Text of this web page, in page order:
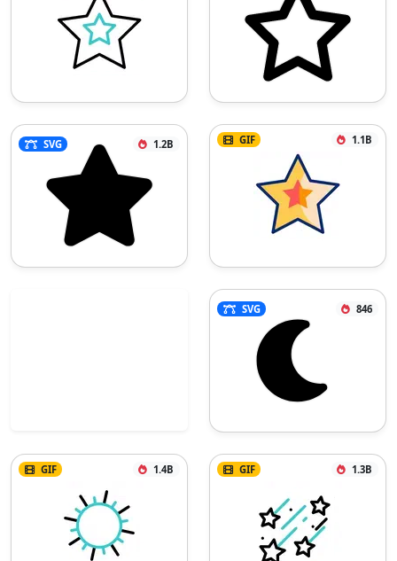
SVG 1.2B GIF 1.1B
SVG 846
GIF 1.4B GIF 1.3B